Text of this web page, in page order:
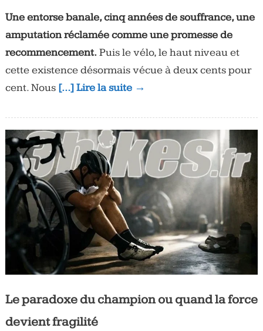
Une entorse banale, cinq années de souffrance, une
amputation réclamée comme une promesse de
recommencement. Puis le vélo, le haut niveau et
cette existence désormais vécue à deux cents pour
cent. Nous […] Lire la suite →
Le paradoxe du champion ou quand la force
devient fragilité